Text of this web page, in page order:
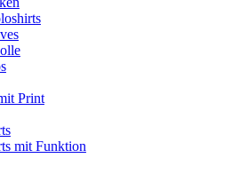
Print
mit Funktion